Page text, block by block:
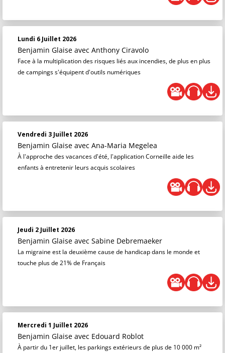
Lundi 6 Juillet 2026
Benjamin Glaise avec Anthony Ciravolo
Face à la multiplication des risques liés aux incendies, de plus en plus
de campings s'équipent d'outils numériques
Vendredi 3 Juillet 2026
Benjamin Glaise avec Ana-Maria Megelea
À l'approche des vacances d'été, l'application Corneille aide les
enfants à entretenir leurs acquis scolaires
Jeudi 2 Juillet 2026
Benjamin Glaise avec Sabine Debremaeker
La migraine est la deuxième cause de handicap dans le monde et
touche plus de 21% de Français
Mercredi 1 Juillet 2026
Benjamin Glaise avec Edouard Roblot
À partir du 1er juillet, les parkings extérieurs de plus de 10 000 m²